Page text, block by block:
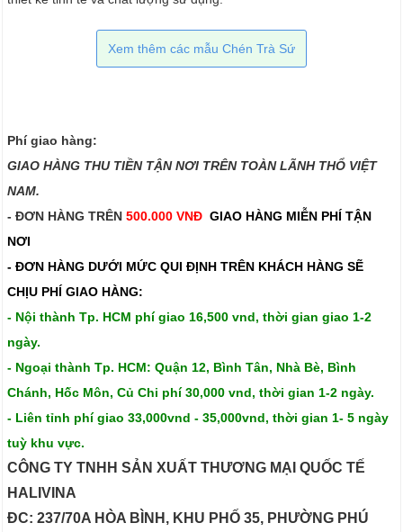
Xem thêm các mẫu Chén Trà Sứ
Phí giao hàng:
GIAO HÀNG THU TIỀN TẬN NƠI TRÊN TOÀN LÃNH THỔ VIỆT
NAM.​​
- ĐƠN HÀNG TRÊN500.000 VNĐ GIAO HÀNG MIỄN PHÍ TẬN
NƠI
- ĐƠN HÀNG DƯỚI MỨC QUI ĐỊNH TRÊN KHÁCH HÀNG SẼ
CHỊU PHÍ GIAO HÀNG:
- Nội thành Tp. HCM phí giao 16,500 vnd, thời gian giao 1-2
ngày.
- Ngoại thành Tp. HCM: Quận 12, Bình Tân, Nhà Bè, Bình
Chánh, Hốc Môn, Củ Chi phí 30,000 vnd, thời gian 1-2 ngày.
- Liên tỉnh phí giao 33,000vnd - 35,000vnd, thời gian 1- 5 ngày
tuỳ khu vực.
CÔNG TY TNHH SẢN XUẤT THƯƠNG MẠI QUỐC TẾ
HALIVINA
ĐC: 237/70A HÒA BÌNH, KHU PHỐ 35, PHƯỜNG PHÚ